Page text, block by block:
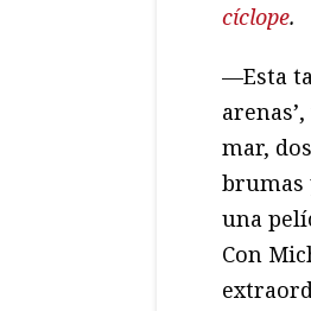
cíclope.
—Esta
mar,
brumas
una
Con